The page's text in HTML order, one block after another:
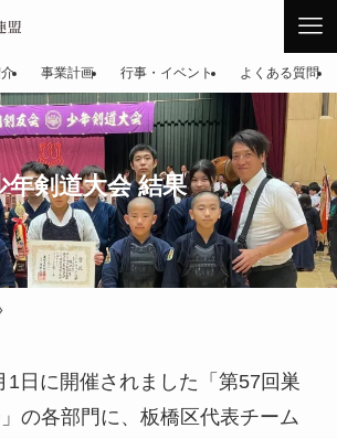
事業計画 行事・イベント よくある質問
年剣道大会 結果
1日に開催されました「第57回巣
の各部門に、板橋区代表チーム